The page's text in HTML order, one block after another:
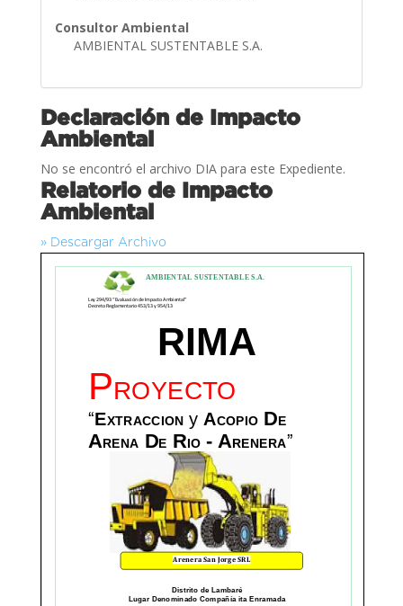
Consultor Ambiental
AMBIENTAL SUSTENTABLE S.A.
Declaración de Impacto
Ambiental
No se encontró el archivo DIA para este Expediente.
Relatorio de Impacto
Ambiental
» Descargar Archivo